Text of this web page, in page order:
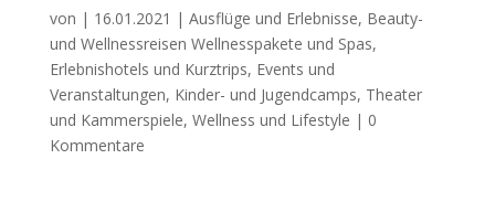
von | 16.01.2021 | Ausflüge und Erlebnisse, Beauty-
und Wellnessreisen Wellnesspakete und Spas,
Erlebnishotels und Kurztrips, Events und
Veranstaltungen, Kinder- und Jugendcamps, Theater
und Kammerspiele, Wellness und Lifestyle | 0
Kommentare